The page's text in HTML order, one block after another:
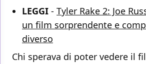
LEGGI - Tyler Rake 2: Joe
un film sorprendente e
diverso
Chi sperava di poter vedere il